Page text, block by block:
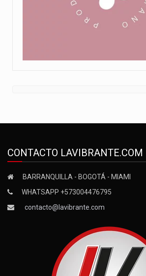
CONTACTO LAVIBRANTE.COM
BARRANQUILLA - BOGOTÁ - MIAMI
WHATSAPP +573004476795
contacto@lavibrante.com